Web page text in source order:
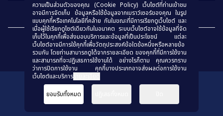
ความเป็นส่วนตัวของคุณ (Cookie Policy) เว็บไซต์ที่ท่านเข้าชม
อาจมีการจัดเก็บ ข้อมูลหรือใช้ข้อมูลจากเบราว์เซอร์ของคุณ ในรูป
แบบคุกกี้หรือเทคโนโลยีที่คล้าย กันในขณะที่มีการเรียกดูเว็บไซต์ และ
เมื่อผู้ใช้เรียกดูไซต์เดียวกันในอนาคต ระบบเว็บไซต์อาจใช้ข้อมูลที่จัด
เก็บไว้ในคุกกี้เพื่อส่งมอบบริการและข้อมูลที่เป็นประโยชน์ แต่ละ
เว็บไซต์อาจมีการใช้คุกกี้เพื่อวัตถุประสงค์ข้อใดข้อหนึ่งหรือหลายข้อ
รวมกัน โดยท่านสามารถดูได้จากรายละเอียด ของคุกกี้ที่มีการใช้งาน
และสามารถที่จะปฏิเสธการใช้งานได้ อย่างไรก็ตาม คุณควรทราบ
ว่าการปิดการใช้งาน คุกกี้บางประเภทอาจส่งผลต่อการใช้งาน
เว็บไซต์และบริการ
ยอมรับทั้งหมด
เเผงผังเว็บไซต์
สงวนลิขสิทธิ์© 2023กรมส่งเสริมการค้าระหว่างประเทศ